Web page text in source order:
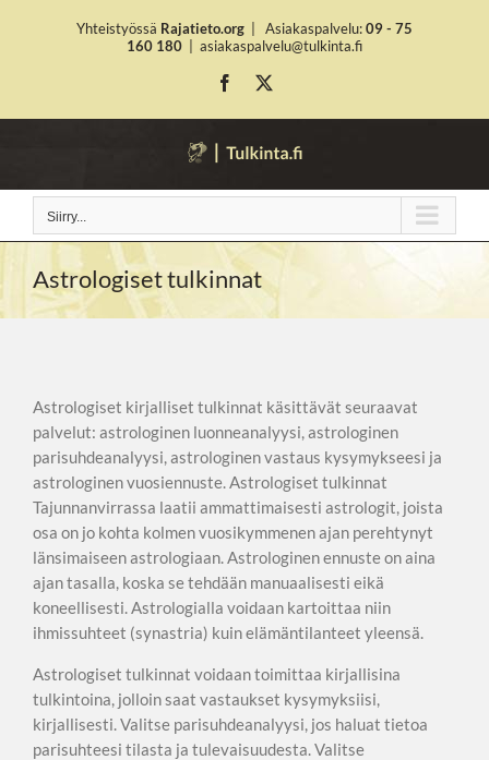
Yhteistyössä Rajatieto.org Asiakaspalvelu:09 - 75
160 180
asiakaspalvelu@tulkinta.fi
Facebook
Siirry...
Astrologiset tulkinnat
Astrologiset kirjalliset tulkinnat käsittävät seuraavat
palvelut: astrologinen luonneanalyysi, astrologinen
parisuhdeanalyysi, astrologinen vastaus kysymykseesi ja
astrologinen vuosiennuste. Astrologiset tulkinnat
Tajunnanvirrassa laatii ammattimaisesti astrologit, joista
osa on jo kohta kolmen vuosikymmenen ajan perehtynyt
länsimaiseen astrologiaan. Astrologinen ennuste on aina
ajan tasalla, koska se tehdään manuaalisesti eikä
koneellisesti. Astrologialla voidaan kartoittaa niin
ihmissuhteet (synastria) kuin elämäntilanteet yleensä.
Astrologiset tulkinnat voidaan toimittaa kirjallisina
tulkintoina, jolloin saat vastaukset kysymyksiisi,
kirjallisesti. Valitse parisuhdeanalyysi, jos haluat tietoa
parisuhteesi tilasta ja tulevaisuudesta. Valitse